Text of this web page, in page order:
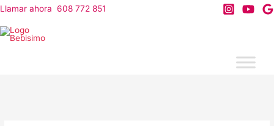
Ir
contenido
Llamar ahora 608 772 851